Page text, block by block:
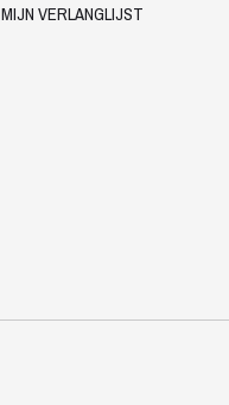
MIJN VERLANGLIJST